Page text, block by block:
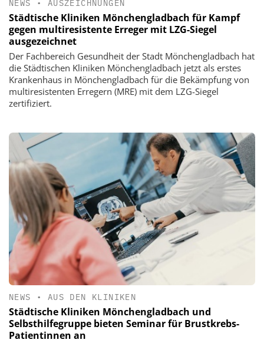
NEWS • AUSZEICHNUNGEN
Städtische Kliniken Mönchengladbach für Kampf
gegen multiresistente Erreger mit LZG-Siegel
ausgezeichnet
Der Fachbereich Gesundheit der Stadt Mönchengladbach hat
die Städtischen Kliniken Mönchengladbach jetzt als erstes
Krankenhaus in Mönchengladbach für die Bekämpfung von
multiresistenten Erregern (MRE) mit dem LZG-Siegel
zertifiziert.
NEWS • AUS DEN KLINIKEN
Städtische Kliniken Mönchengladbach und
Selbsthilfegruppe bieten Seminar für Brustkrebs-
Patientinnen an